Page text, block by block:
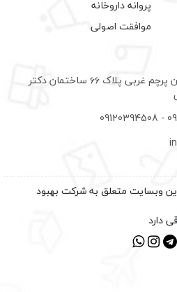
پروانه داروخانه
موافقت اصولی
تهران میدان توحید خیابان پرچم غربی پلاک ۶۶ ساختمان دکتر
وبسایت متعلق به شرکت بهبود
دارد